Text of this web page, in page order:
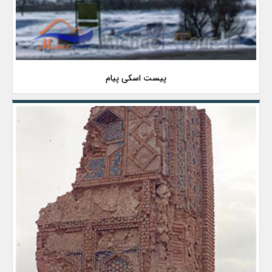
پیست اسکی پیام